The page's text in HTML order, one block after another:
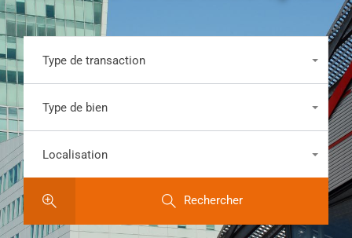
Type de transaction
Tous les types
Type de bien
Tous les types
Localisation
Tous les lieux
Rechercher